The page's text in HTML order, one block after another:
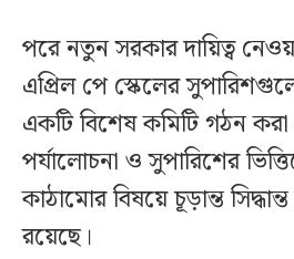
পরে নতুন সরকার দায়িত্ব
এপ্রিল পে স্কেলের
একটি বিশেষ কমিটি গঠন
পর্যালোচনা ও সুপারিশের
কাঠামোর বিষয়ে চূড়ান্ত
রয়েছে।